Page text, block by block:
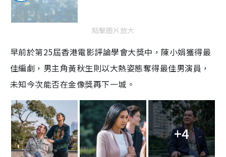
點擊圖片放大
早前於第25屆香港電影評論學會大獎中，陳小娟獲得最
佳編劇，男主角黃秋生則以大熱姿態奪得最佳男演員，
未知今次能否在金像獎再下一城。
+4